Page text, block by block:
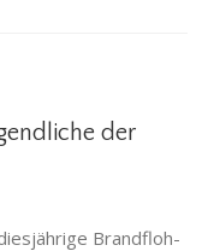
der
Brandfloh-